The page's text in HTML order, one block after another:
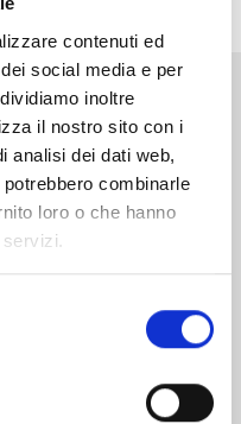
contenuti ed
social media e per
inoltre
il nostro sito con i
analisi dei dati web,
combinarle
loro o che hanno
serie